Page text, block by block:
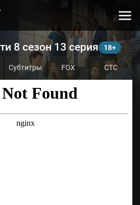
8 сезон 13 серия
Субтитры FOX СТС